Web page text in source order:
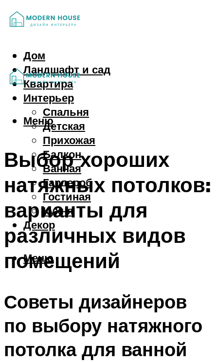
Дом
Ландшафт и сад
Квартира
Интерьер
Спальня
Детская
Прихожая
Балкон
Ванная
Гардероб
Гостиная
Кухня
Декор
Меню
Меню
Выбор хороших
натяжных потолков:
варианты для
различных видов
помещений
Советы дизайнеров
по выбору натяжного
потолка для ванной